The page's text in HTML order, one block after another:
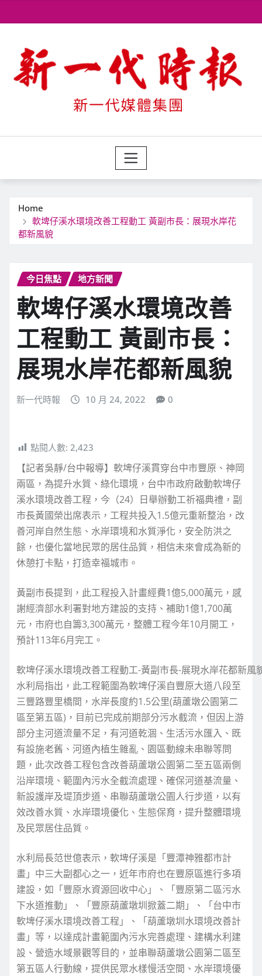
to
Home
軟埤仔溪水環境改善工程動工 黃副市長：展現水岸花
都新風貌
今日焦點 地方新聞
軟埤仔溪水環境改善
工程動工 黃副市長：
展現水岸花都新風貌
新一代時報 10 月 24, 2022 0
點閱人數: 2,423
【記者吳靜/台中報導】軟埤仔溪貫穿台中市豐原、神岡
兩區，為提升水質、綠化環境，台中市政府啟動軟埤仔
溪水環境改善工程，今（24）日舉辦動工祈福典禮，副
市長黃國榮出席表示，工程共投入1.5億元重新整治，改
善河岸自然生態、水岸環境和水質淨化，安全防洪之
餘，也優化當地民眾的居住品質，相信未來會成為新的
休憩打卡點，打造幸福城市。
黃副市長提到，此工程投入計畫經費1億5,000萬元，感
謝經濟部水利署對地方建設的支持、補助1億1,700萬
元，市府也自籌3,300萬元，整體工程今年10月開工，
預計113年6月完工。
軟埤仔溪水環境改善工程動工-黃副市長-展現水岸花都新風
水利局指出，此工程範圍為軟埤仔溪自豐原大道八段至
三豐路豐里橋間，水岸長度約1.5公里(葫蘆墩公園第二
區至第五區)，目前已完成前期部分污水截流，但因上游
部分主河道流量不足，有河道乾涸、生活污水匯入、既
有設施老舊、河道內植生雜亂、園區動線未串聯等問
題，此次改善工程包含改善葫蘆墩公園第二至五區兩側
沿岸環境、範圍內污水全截流處理、確保河道基流量、
新設護岸及堤頂步道、串聯葫蘆墩公園人行步道，以有
效改善水質、水岸環境優化、生態保育，提升整體環境
及民眾居住品質。
水利局長范世億表示，軟埤仔溪是「豐潭神雅都市計
畫」中三大副都心之一，近年市府也在豐原區進行多項
建設，如「豐原水資源回收中心」、「豐原第二區污水
下水道推動」、「豐原葫蘆墩圳掀蓋二期」、「台中市
軟埤仔溪水環境改善工程」、「葫蘆墩圳水環境改善計
畫」等，以達成計畫範圍內污水完善處理、建構水利建
設、營造水域景觀等目的，並串聯葫蘆墩公園第二區至
第五區人行動線，提供民眾水樣慢活空間、水岸環境優